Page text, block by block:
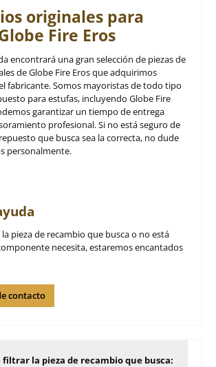
originales para
Fire Eros
encontrará una gran selección de piezas de
de Globe Fire Eros que adquirimos
fabricante. Somos mayoristas de todo tipo
para estufas, incluyendo Globe Fire
garantizar un tiempo de entrega
profesional. Si no está seguro de
que busca sea la correcta, no dude
personalmente.
pieza de recambio que busca o no está
necesita, estaremos encantados
contacto
filtrar la pieza de recambio que busca: